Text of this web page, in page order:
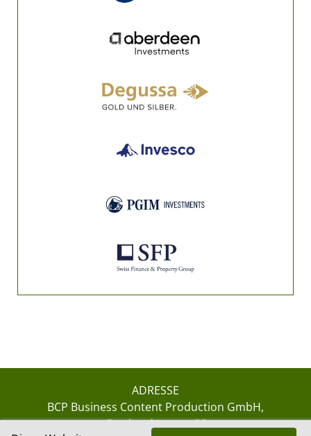
ADRESSE
BCP Business Content Production GmbH
Gotthardstrasse 38